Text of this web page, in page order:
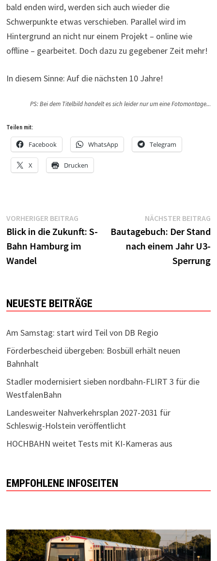
bald enden wird, werden sich auch wieder die
Schwerpunkte etwas verschieben. Parallel wird im
Hintergrund an nicht nur einem Projekt – online wie
offline – gearbeitet. Doch dazu zu gegebener Zeit mehr!
In diesem Sinne: Auf die nächsten 10 Jahre!
PS: Bei dem Titelbild handelt es sich leider nur um eine Fotomontage...
Teilen mit:
Facebook WhatsApp Telegram
X Drucken
Beitragsnavigation
VORHERIGER BEITRAGVorheriger
Beitrag:
Blick in die Zukunft: S-
Bahn Hamburg im
Wandel
NÄCHSTER BEITRAG
Bautagebuch: Der Stand
nach einem Jahr U3-
Sperrung
NEUESTE BEITRÄGE
Am Samstag: start wird Teil von DB Regio
Förderbescheid übergeben: Bosbüll erhält neuen
Bahnhalt
Stadler modernisiert sieben nordbahn-FLIRT 3 für die
WestfalenBahn
Landesweiter Nahverkehrsplan 2027-2031 für
Schleswig-Holstein veröffentlicht
HOCHBAHN weitet Tests mit KI-Kameras aus
EMPFOHLENE INFOSEITEN